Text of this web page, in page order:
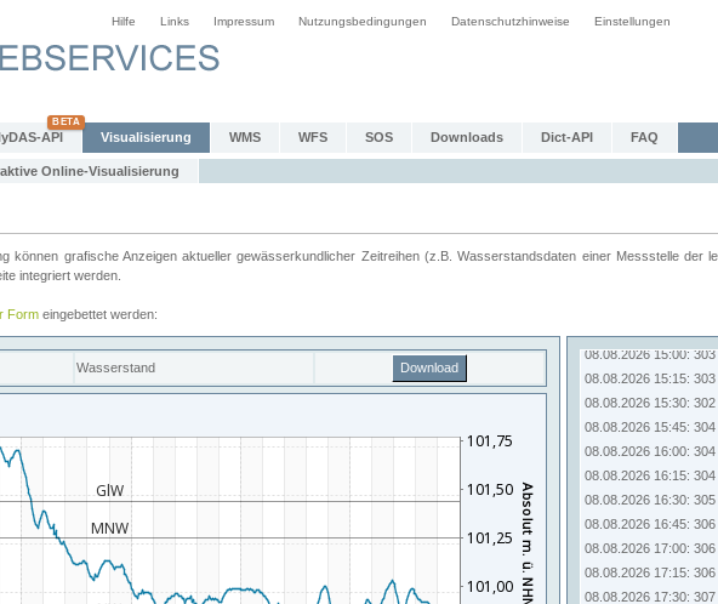
Hilfe Links Impressum Nutzungsbedingungen Datenschutzhinweise Einstellungen
API Visualisierung WMS WFS SOS Downloads Dict-API FAQ
Online-Visualisierung
können grafische Anzeigen aktueller gewässerkundlicher Zeitreihen (z.B. Wasserstandsdaten einer Messstelle der
integriert werden.
Form eingebettet werden: